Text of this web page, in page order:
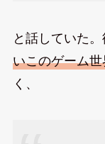
と話していた。
いこのゲーム
く、